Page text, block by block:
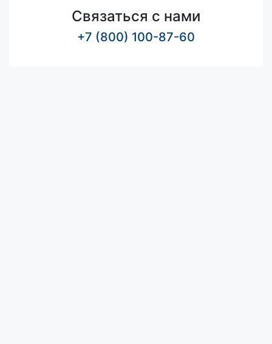
Связаться с нами
+7 (800) 100-87-60